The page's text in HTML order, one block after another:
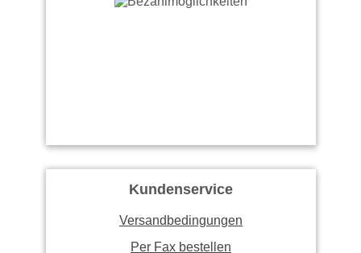
Kundenservice
Versandbedingungen
Per Fax bestellen